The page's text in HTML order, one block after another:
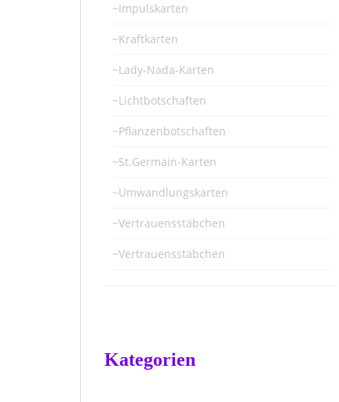
~Impulskarten
~Kraftkarten
~Lady-Nada-Karten
~Lichtbotschaften
~Pflanzenbotschaften
~St.Germain-Karten
~Umwandlungskarten
~Vertrauensstäbchen
~Vertrauensstäbchen
Kategorien